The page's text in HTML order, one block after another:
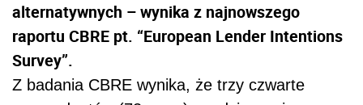
alternatywnych – wynika z najnowszego
raportu CBRE pt. “European Lender Intentions
Survey”.
Z badania CBRE wynika, że trzy czwarte